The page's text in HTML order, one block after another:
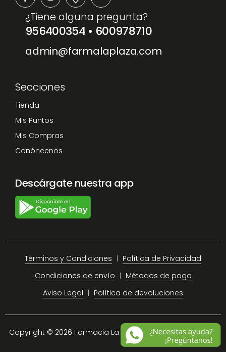
¿Tiene alguna pregunta?
956400354 • 600978710
admin@farmalaplaza.com
Secciones
Tienda
Mis Puntos
Mis Compras
Conóncenos
Descárgate nuestra app
Términos y Condiciones
Política de Privacidad
Condiciones de envío
Métodos de pago
Aviso Legal
Política de devoluciones
Copyright © 2026 Farmacia La Plaza Chiclana. Site Map